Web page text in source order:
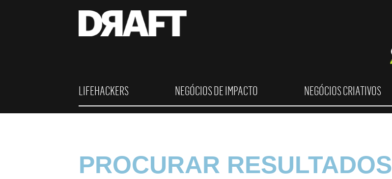
LIFEHACKERS NEGÓCIOS DE IMPACTO NEGÓCIOS CRIATIVOS
PROCURAR RESULTADOS